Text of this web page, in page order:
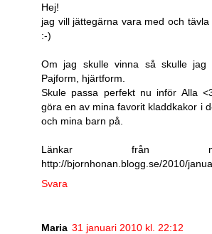
Hej!
jag vill jättegärna vara med och tävla
:-)
Om jag skulle vinna så skulle jag
Pajform, hjärtform.
Skule passa perfekt nu inför Alla
göra en av mina favorit kladdkakor i
och mina barn på.
Länkar från
http://bjornhonan.blogg.se/2010/
Svara
Maria 31 januari 2010 kl. 22:12